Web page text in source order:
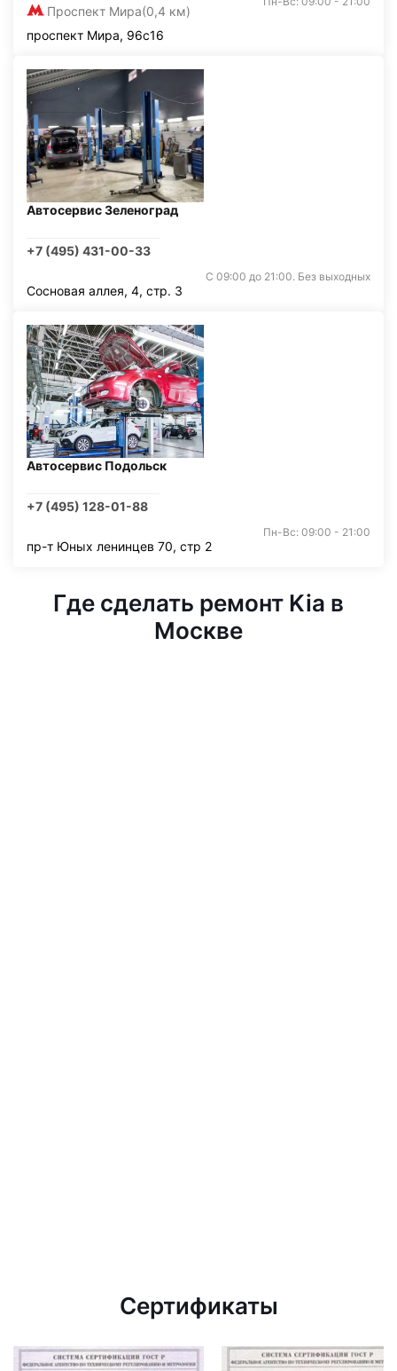
Проспект Мира(0,4 км)
проспект Мира, 96с16
Автосервис Зеленоград
+7 (495) 431-00-33
С 09:00 до 21:00. Без выходных
Сосновая аллея, 4, стр. 3
Автосервис Подольск
+7 (495) 128-01-88
Пн-Вс: 09:00 - 21:00
пр-т Юных ленинцев 70, стр 2
Где сделать ремонт Kia в
Москве
Сертификаты